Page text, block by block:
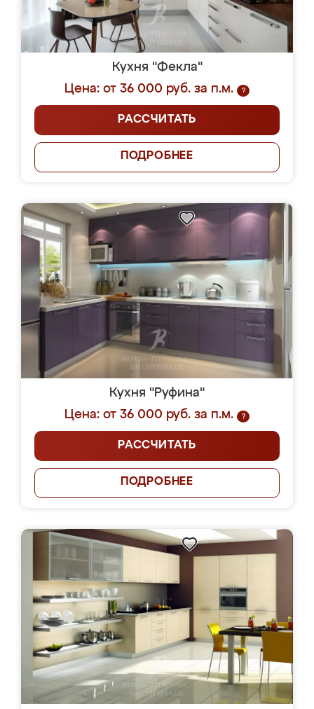
Кухня "Фекла"
Цена: от 36 000 руб. за п.м.
?
РАССЧИТАТЬ
ПОДРОБНЕЕ
Кухня "Руфина"
Цена: от 36 000 руб. за п.м.
?
РАССЧИТАТЬ
ПОДРОБНЕЕ